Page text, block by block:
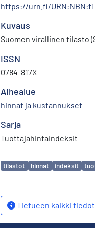
https://urn.fi/
Kuvaus
Suomen virallinen tilasto
ISSN
0784-817X
Aihealue
hinnat ja kustannukset
Sarja
Tuottajahintaindeksit
Avainsanat
tilastot hinnat indeksit
Tietueen kaikki tiedot